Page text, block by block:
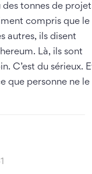
des tonnes de
compris que le
autres, ils disent
Là, ils sont
C’est du sérieux.
que personne ne le